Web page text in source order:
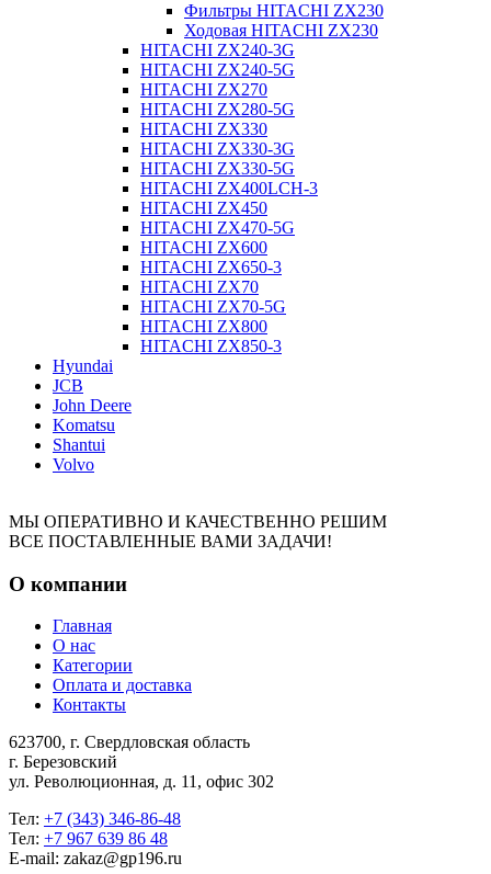
Фильтры HITACHI ZX230
Ходовая HITACHI ZX230
HITACHI ZX240-3G
HITACHI ZX240-5G
HITACHI ZX270
HITACHI ZX280-5G
HITACHI ZX330
HITACHI ZX330-3G
HITACHI ZX330-5G
HITACHI ZX400LCH-3
HITACHI ZX450
HITACHI ZX470-5G
HITACHI ZX600
HITACHI ZX650-3
HITACHI ZX70
HITACHI ZX70-5G
HITACHI ZX800
HITACHI ZX850-3
Hyundai
JCB
John Deere
Komatsu
Shantui
Volvo
МЫ ОПЕРАТИВНО И КАЧЕСТВЕННО РЕШИМ
ВСЕ ПОСТАВЛЕННЫЕ ВАМИ ЗАДАЧИ!
О компании
Главная
О нас
Категории
Оплата и доставка
Контакты
623700, г. Свердловская область
г. Березовский
ул. Революционная, д. 11, офис 302
Тел: +7 (343) 346-86-48
Тел: +7 967 639 86 48
E-mail: zakaz@gp196.ru